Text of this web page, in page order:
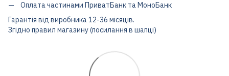
Оплата частинами ПриватБанк та МоноБанк
Гарантія від виробника 12-36 місяців.
Згідно правил магазину (посилання в шапці)